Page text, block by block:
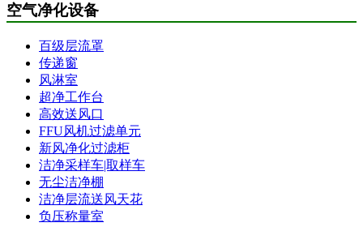
空气净化设备
百级层流罩
传递窗
风淋室
超净工作台
高效送风口
FFU风机过滤单元
新风净化过滤柜
洁净采样车|取样车
无尘洁净棚
洁净层流送风天花
负压称量室